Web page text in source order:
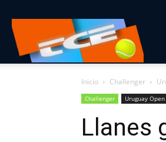
con
Estilo
Inicio Challenger
Challenger Uruguay Open
Llanes